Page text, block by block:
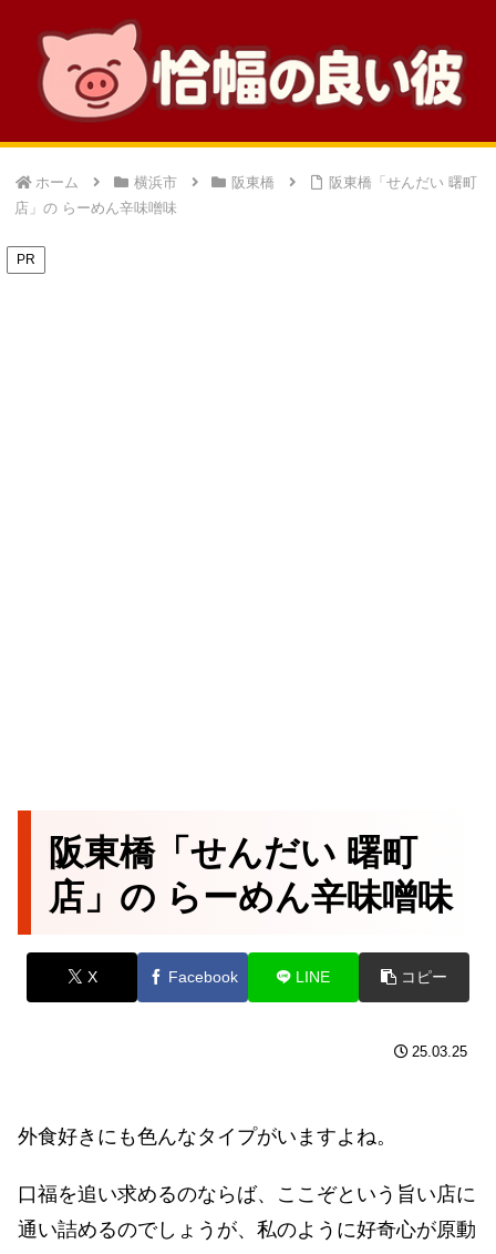
ホーム 横浜市 阪東橋
阪東橋「せんだい 曙町
店」の らーめん辛味噌味
PR
阪東橋「せんだい 曙町
店」の らーめん辛味噌味
X Facebook LINE コピー
25.03.25
外食好きにも色んなタイプがいますよね。
口福を追い求めるのならば、ここぞという旨い店に
通い詰めるのでしょうが、私のように好奇心が原動